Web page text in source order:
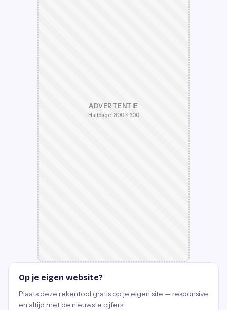
ADVERTENTIE
Halfpage · 300 × 600
Op je eigen website?
Plaats deze rekentool gratis op je eigen site — responsive
en altijd met de nieuwste cijfers.